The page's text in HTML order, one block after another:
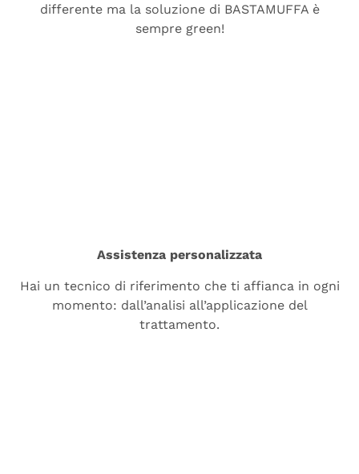
differente ma la soluzione di BASTAMUFFA è
sempre green!
Assistenza personalizzata
Hai un tecnico di riferimento che ti affianca in ogni
momento: dall’analisi all’applicazione del
trattamento.